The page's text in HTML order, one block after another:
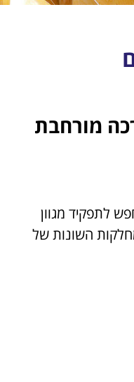
מורחבת
לתפקיד מגוון
השונות של